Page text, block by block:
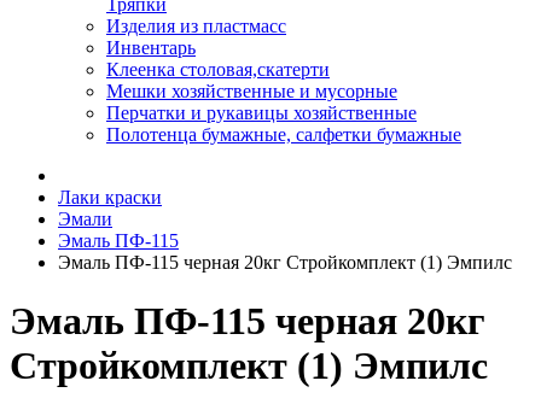
Тряпки
Изделия из пластмасс
Инвентарь
Клеенка столовая,скатерти
Мешки хозяйственные и мусорные
Перчатки и рукавицы хозяйственные
Полотенца бумажные, салфетки бумажные
Лаки краски
Эмали
Эмаль ПФ-115
Эмаль ПФ-115 черная 20кг Стройкомплект (1) Эмпилс
Эмаль ПФ-115 черная 20кг
Стройкомплект (1) Эмпилс